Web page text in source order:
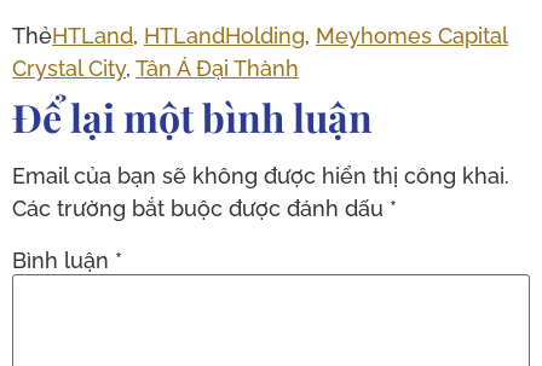
ThẻHTLand, HTLandHolding, Meyhomes Capital
Crystal City, Tân Á Đại Thành
Để lại một bình luận
Email của bạn sẽ không được hiển thị công khai.
Các trường bắt buộc được đánh dấu *
Bình luận *